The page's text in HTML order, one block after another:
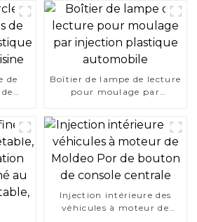
de
Boîtier de lampe de lecture
pour moulage par
Injection intérieure des
véhicules à moteur de